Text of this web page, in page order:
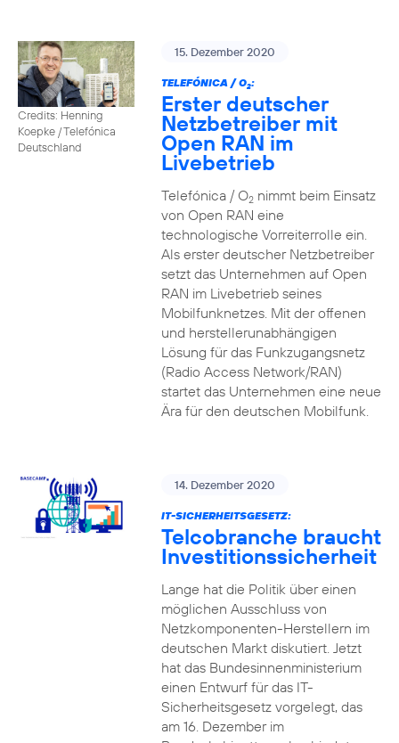
Credits: Henning
Koepke / Telefónica
Deutschland
15. Dezember 2020
TELEFÓNICA / O2:
Erster deutscher
Netzbetreiber mit
Open RAN im
Livebetrieb
Telefónica / O2nimmt beim Einsatz
von Open RAN eine
technologische Vorreiterrolle ein.
Als erster deutscher Netzbetreiber
setzt das Unternehmen auf Open
RAN im Livebetrieb seines
Mobilfunknetzes. Mit der offenen
und herstellerunabhängigen
Lösung für das Funkzugangsnetz
(Radio Access Network/RAN)
startet das Unternehmen eine neue
Ära für den deutschen Mobilfunk.
14. Dezember 2020
IT-SICHERHEITSGESETZ:
Telcobranche braucht
Investitionssicherheit
Lange hat die Politik über einen
möglichen Ausschluss von
Netzkomponenten-Herstellern im
deutschen Markt diskutiert. Jetzt
hat das Bundesinnenministerium
einen Entwurf für das IT-
Sicherheitsgesetz vorgelegt, das
am 16. Dezember im